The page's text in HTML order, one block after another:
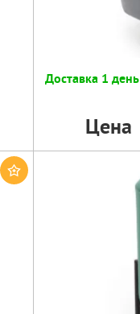
Доставка 1 день
Цена